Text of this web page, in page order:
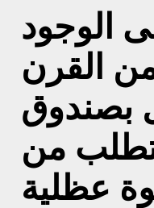
الوجود
من القرن
بصندوق
5 كغم يتطلب من
عظلية